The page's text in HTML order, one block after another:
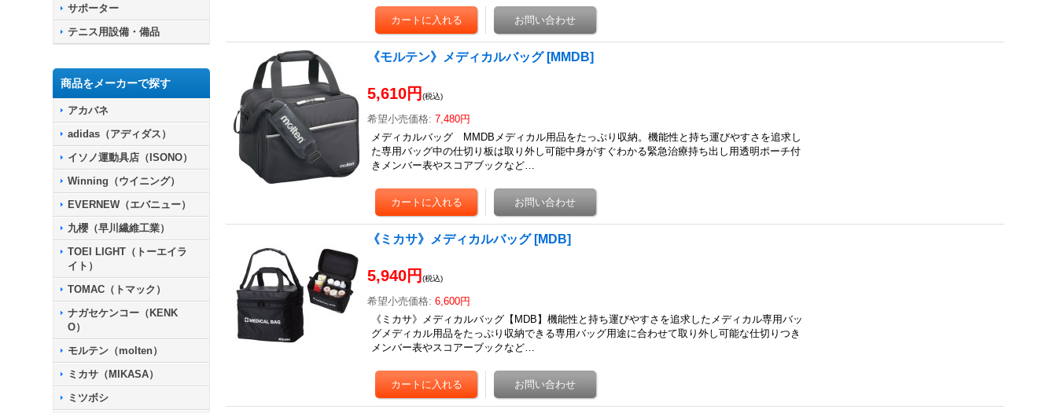
サポーター
テニス用設備・備品
商品をメーカーで探す
アカバネ
adidas（アディダス）
イソノ運動具店（ISONO）
Winning（ウイニング）
EVERNEW（エバニュー）
九櫻（早川繊維工業）
TOEI LIGHT（トーエイラ
イト）
TOMAC（トマック）
ナガセケンコー（KENK
O）
モルテン（molten）
ミカサ（MIKASA）
ミツボシ
《モルテン》メディカルバッグ [MMDB]
5,610円(税込)
希望小売価格: 7,480円
メディカルバッグ MMDBメディカル用品をたっぷり収納。機能性と持ち運びやすさを追求し
た専用バッグ中の仕切り板は取り外し可能中身がすぐわかる緊急治療持ち出し用透明ポーチ付
きメンバー表やスコアブックなど…
《ミカサ》メディカルバッグ [MDB]
5,940円(税込)
希望小売価格: 6,600円
《ミカサ》メディカルバッグ【MDB】機能性と持ち運びやすさを追求したメディカル専用バッ
グメディカル用品をたっぷり収納できる専用バッグ用途に合わせて取り外し可能な仕切りつき
メンバー表やスコアーブックなど…